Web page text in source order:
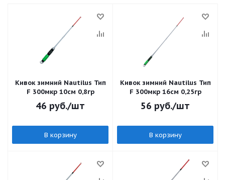
Кивок зимний Nautilus Тип
F 300мкр 10см 0,8гр
46 руб./шт
В корзину
Кивок зимний Nautilus Тип
F 300мкр 16см 0,25гр
56 руб./шт
В корзину